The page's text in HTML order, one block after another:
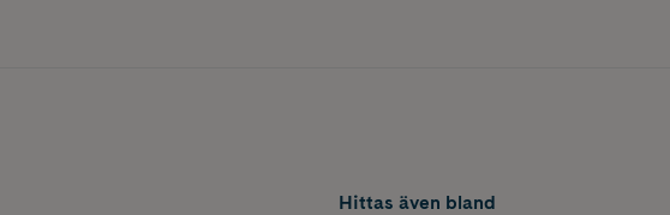
Hittas även bland